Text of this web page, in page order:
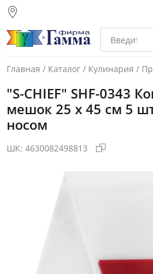
склад)
Санкт-Петербург
Екатеринбург
Главная / Каталог / Кулинария /
Фото товара
"S-CHIEF" SHF-0343
мешок 25 х 45 см 5
носом
ШК: 4630082498813